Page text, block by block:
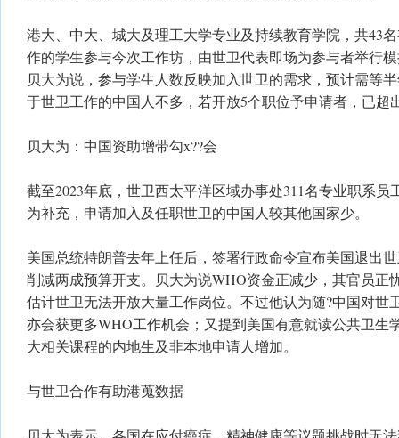
港大、中大、城大及理工大学专业及持续教育学院，共43
作的学生参与今次工作坊，由世卫代表即场为参与者举行
贝大为说，参与学生人数反映加入世卫的需求，预计需等
于世卫工作的中国人不多，若开放5个职位予申请者，已超
贝大为：中国资助增带勾x??会
截至2023年底，世卫西太平洋区域办事处311名专业职系员
为补充，申请加入及任职世卫的中国人较其他国家少。
美国总统特朗普去年上任后，签署行政命令宣布美国退出
削减两成预算开支。贝大为说WHO资金正减少，其官员正
估计世卫无法开放大量工作岗位。不过他认为随?中国对世
亦会获更多WHO工作机会；又提到美国有意就读公共卫生
大相关课程的内地生及非本地申请人增加。
与世卫合作有助港蒐数据